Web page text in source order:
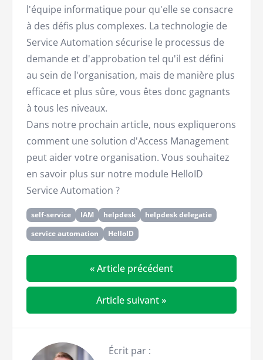
l'équipe informatique pour qu'elle se consacre
à des défis plus complexes. La technologie de
Service Automation sécurise le processus de
demande et d'approbation tel qu'il est défini
au sein de l'organisation, mais de manière plus
efficace et plus sûre, vous êtes donc gagnants
à tous les niveaux.
Dans notre prochain article, nous expliquerons
comment une solution d'Access Management
peut aider votre organisation. Vous souhaitez
en savoir plus sur notre module HelloID
Service Automation ?
self-service IAM helpdesk
helpdesk delegatie
service automation
HelloID
« Article précédent
Article suivant »
Écrit par :